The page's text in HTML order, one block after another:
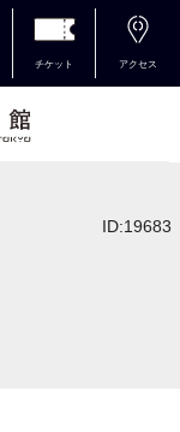
チケット アクセス
ID:19683